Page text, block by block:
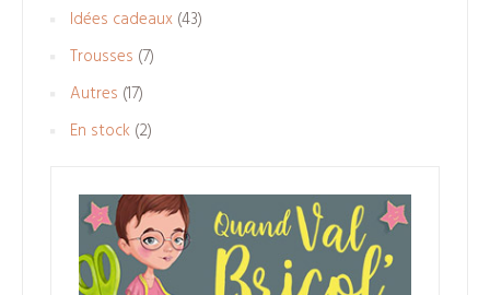
Idées cadeaux 4343
Trousses 77
Autres 1717
produits
En stock 22